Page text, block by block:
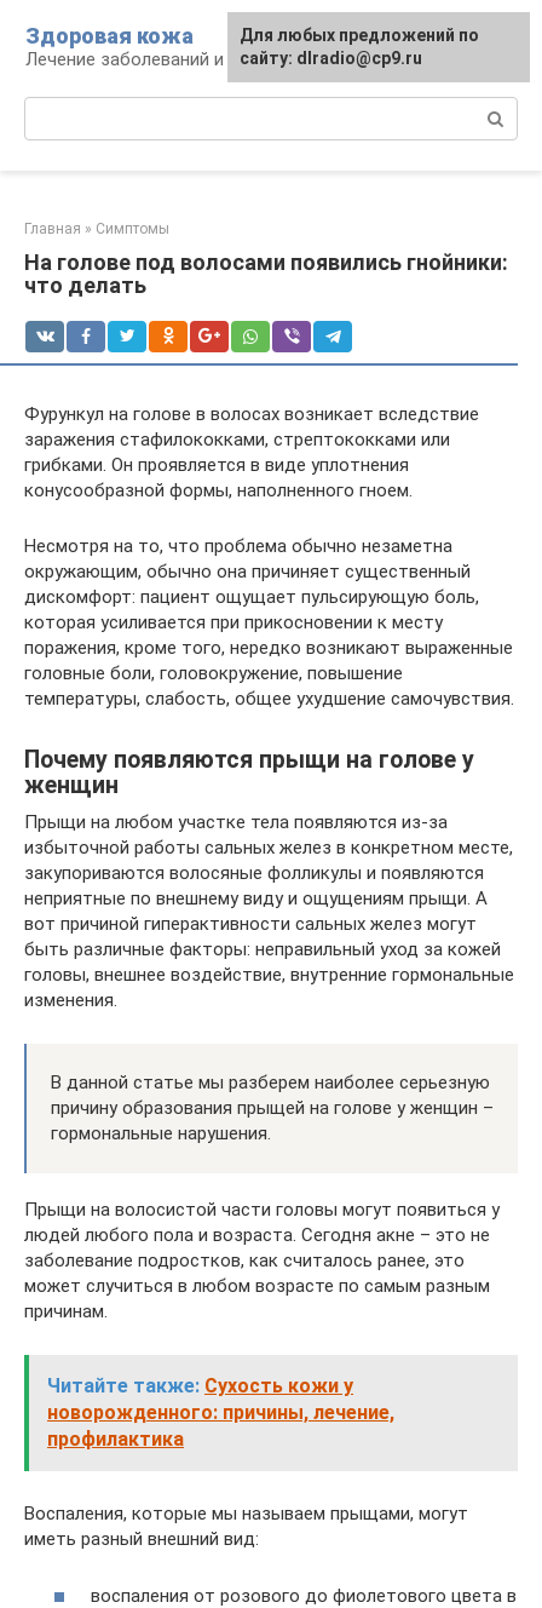
контенту
Здоровая кожа
Лечение заболеваний и уход за кожей
Главная » Симптомы
На голове под волосами появились гнойники:
что делать
Фурункул на голове в волосах возникает вследствие
заражения стафилококками, стрептококками или
грибками. Он проявляется в виде уплотнения
конусообразной формы, наполненного гноем.
Несмотря на то, что проблема обычно незаметна
окружающим, обычно она причиняет существенный
дискомфорт: пациент ощущает пульсирующую боль,
которая усиливается при прикосновении к месту
поражения, кроме того, нередко возникают выраженные
головные боли, головокружение, повышение
температуры, слабость, общее ухудшение самочувствия.
Почему появляются прыщи на голове у
женщин
Прыщи на любом участке тела появляются из-за
избыточной работы сальных желез в конкретном месте,
закупориваются волосяные фолликулы и появляются
неприятные по внешнему виду и ощущениям прыщи. А
вот причиной гиперактивности сальных желез могут
быть различные факторы: неправильный уход за кожей
головы, внешнее воздействие, внутренние гормональные
изменения.
В данной статье мы разберем наиболее серьезную
причину образования прыщей на голове у женщин –
гормональные нарушения.
Прыщи на волосистой части головы могут появиться у
людей любого пола и возраста. Сегодня акне – это не
заболевание подростков, как считалось ранее, это
может случиться в любом возрасте по самым разным
причинам.
Читайте также: Сухость кожи у
новорожденного: причины, лечение,
профилактика
Воспаления, которые мы называем прыщами, могут
иметь разный внешний вид:
воспаления от розового до фиолетового цвета в
Для любых предложений по
сайту: dlradio@cp9.ru